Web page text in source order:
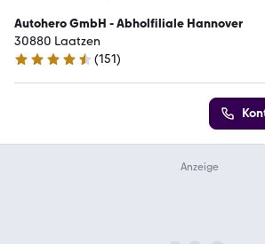
Autohero GmbH - Abholfiliale Hannover
30880 Laatzen
4.7 Sterne
(151)